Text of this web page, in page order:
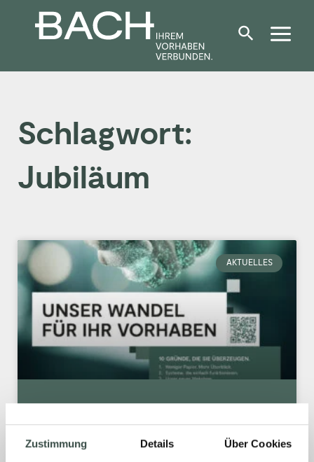
Zustimmung Details Über Cookies
Schlagwort:
Jubiläum
AKTUELLES
VORHABEN.